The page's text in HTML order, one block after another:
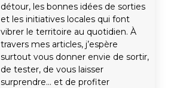
détour, les bonnes idées de sorties
et les initiatives locales qui font
vibrer le territoire au quotidien. À
travers mes articles, j’espère
surtout vous donner envie de sortir,
de tester, de vous laisser
surprendre… et de profiter